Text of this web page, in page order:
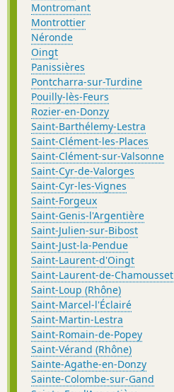
Montromant
Montrottier
Néronde
Oingt
Panissières
Pontcharra-sur-Turdine
Pouilly-lès-Feurs
Rozier-en-Donzy
Saint-Barthélemy-Lestra
Saint-Clément-les-Places
Saint-Clément-sur-Valsonne
Saint-Cyr-de-Valorges
Saint-Cyr-les-Vignes
Saint-Forgeux
Saint-Genis-l'Argentière
Saint-Julien-sur-Bibost
Saint-Just-la-Pendue
Saint-Laurent-d'Oingt
Saint-Laurent-de-Chamousset
Saint-Loup (Rhône)
Saint-Marcel-l'Éclairé
Saint-Martin-Lestra
Saint-Romain-de-Popey
Saint-Vérand (Rhône)
Sainte-Agathe-en-Donzy
Sainte-Colombe-sur-Gand